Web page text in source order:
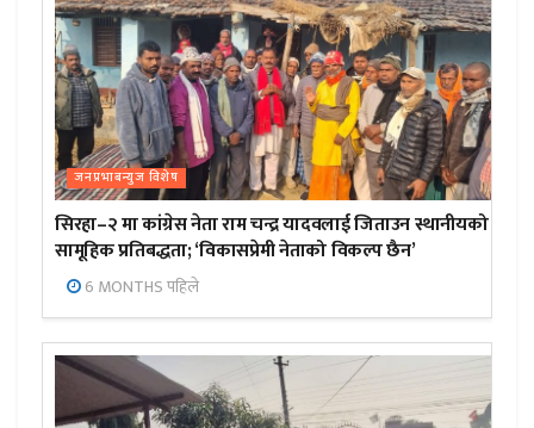
जनप्रभाबन्युज विशेष
सिरहा–२ मा कांग्रेस नेता राम चन्द्र यादवलाई जिताउन स्थानीयको
सामूहिक प्रतिबद्धता; ‘विकासप्रेमी नेताको विकल्प छैन’
6 MONTHS पहिले